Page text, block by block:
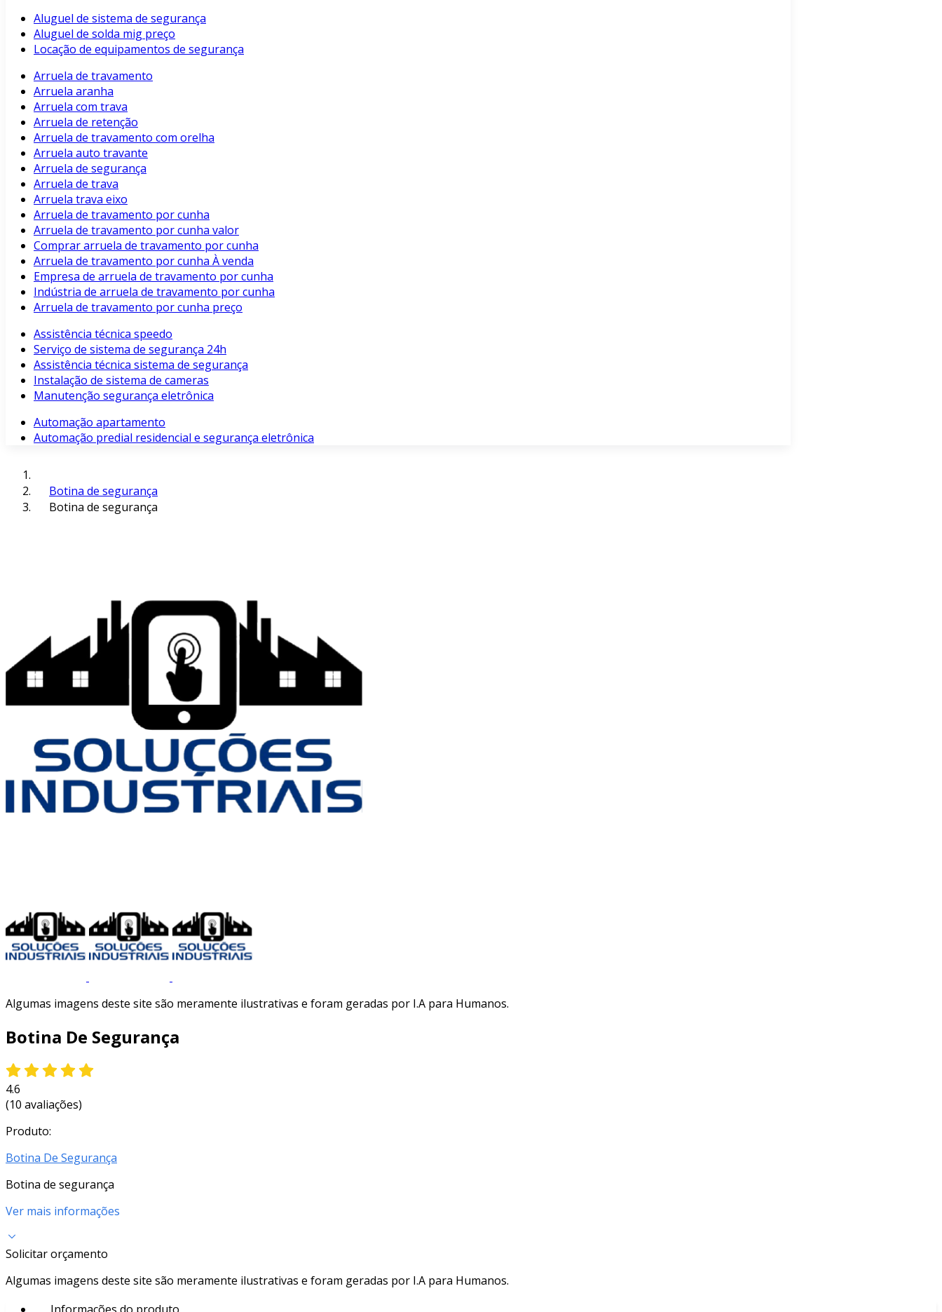
Aluguel de sistema de segurança
Aluguel de solda mig preço
Locação de equipamentos de segurança
Arruela de travamento
Arruela aranha
Arruela com trava
Arruela de retenção
Arruela de travamento com orelha
Arruela auto travante
Arruela de segurança
Arruela de trava
Arruela trava eixo
Arruela de travamento por cunha
Arruela de travamento por cunha valor
Comprar arruela de travamento por cunha
Arruela de travamento por cunha À venda
Empresa de arruela de travamento por cunha
Indústria de arruela de travamento por cunha
Arruela de travamento por cunha preço
Assistência técnica speedo
Serviço de sistema de segurança 24h
Assistência técnica sistema de segurança
Instalação de sistema de cameras
Manutenção segurança eletrônica
Automação apartamento
Automação predial residencial e segurança eletrônica
Botina de segurança
Botina de segurança
Algumas imagens deste site são meramente ilustrativas e foram geradas por I.A para Humanos.
Botina De Segurança
4.6
(10 avaliações)
Produto:
Botina De Segurança
Botina de segurança
Ver mais informações
Solicitar orçamento
Algumas imagens deste site são meramente ilustrativas e foram geradas por I.A para Humanos.